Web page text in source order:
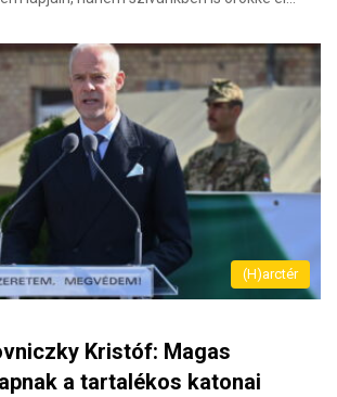
(H)arctér
Kristóf: Magas
a tartalékos katonai